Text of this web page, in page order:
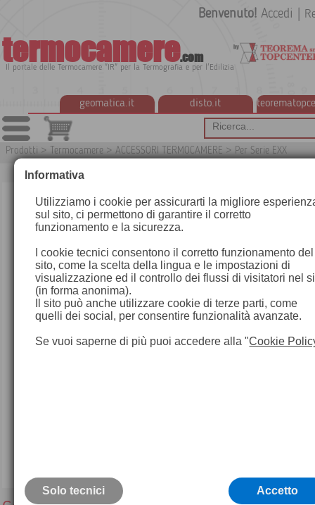
termocamere.com
Il portale delle Termocamere "IR" per la Termografia e per l'Edilizia
geomatica.it disto.it
Benvenuto! Accedi
Prodotti > Termocamere > ACCESSORI TERMOCAMERE > Per Serie EXX
Informativa
Utilizziamo i cookie per assicurarti la migliore
sul sito, ci permettono di garantire il corretto
funzionamento e la sicurezza.
I cookie tecnici consentono il corretto funzionamento del
sito, come la scelta della lingua e le impostazioni di
visualizzazione ed il controllo dei flussi di visitatori nel
(in forma anonima).
Il sito può anche utilizzare cookie di terze parti, come
quelli dei social, per consentire funzionalità avanzate.
Se vuoi saperne di più puoi accedere alla "Cookie
Solo tecnici Accetto